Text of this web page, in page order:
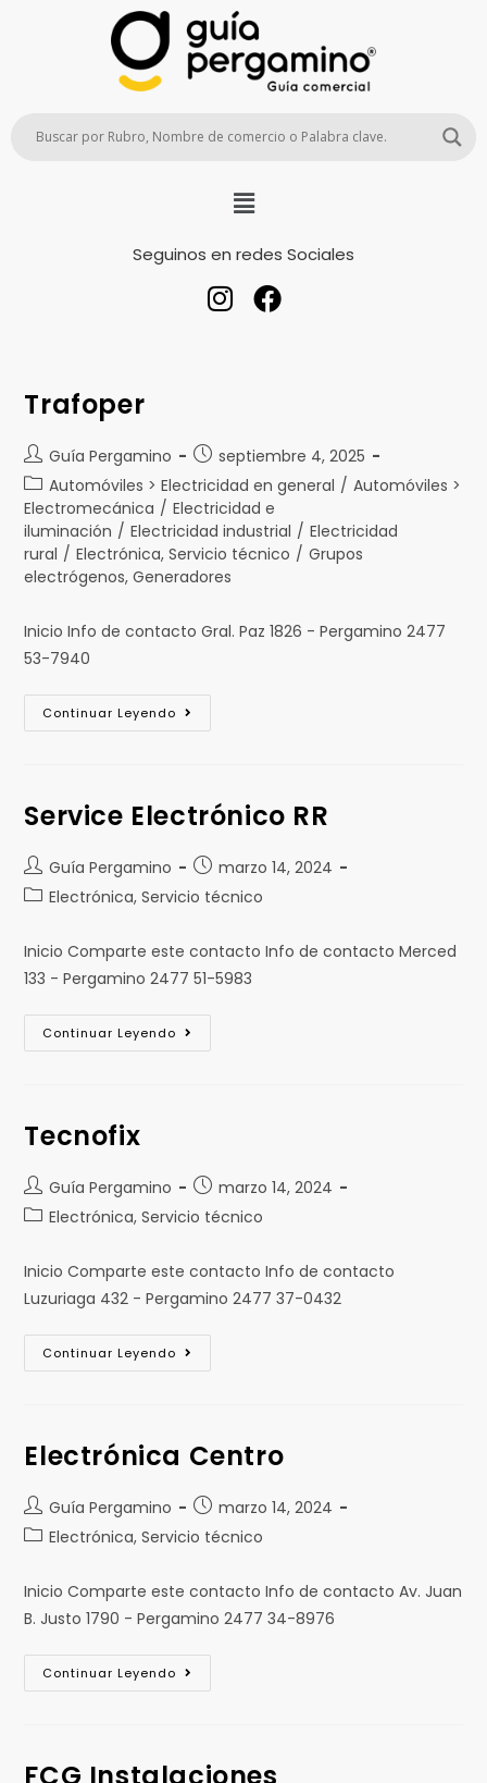
Seguinos en redes Sociales
Trafoper
Guía Pergamino
septiembre 4, 2025
Automóviles > Electricidad en general / Automóviles >
Electromecánica / Electricidad e
iluminación / Electricidad industrial / Electricidad
rural / Electrónica, Servicio técnico / Grupos
electrógenos, Generadores
Inicio Info de contacto Gral. Paz 1826 - Pergamino 2477
53-7940
Continuar Leyendo
Service Electrónico RR
Guía Pergamino
marzo 14, 2024
Electrónica, Servicio técnico
Inicio Comparte este contacto Info de contacto Merced
133 - Pergamino 2477 51-5983
Continuar Leyendo
Tecnofix
Guía Pergamino
marzo 14, 2024
Electrónica, Servicio técnico
Inicio Comparte este contacto Info de contacto
Luzuriaga 432 - Pergamino 2477 37-0432
Continuar Leyendo
Electrónica Centro
Guía Pergamino
marzo 14, 2024
Electrónica, Servicio técnico
Inicio Comparte este contacto Info de contacto Av. Juan
B. Justo 1790 - Pergamino 2477 34-8976
Continuar Leyendo